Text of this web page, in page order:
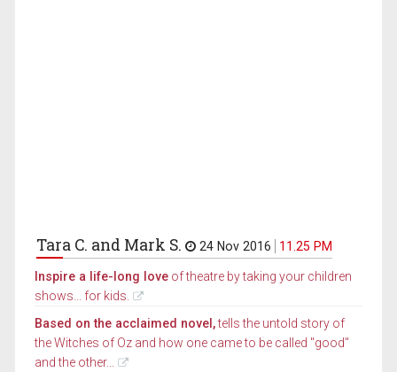
Tara C. and Mark S. 24 Nov 2016 11.25 PM
Inspire a life-long love of theatre by taking your children
shows... for kids.
Based on the acclaimed novel,tells the untold story of
the Witches of Oz and how one came to be called "good"
and the other...